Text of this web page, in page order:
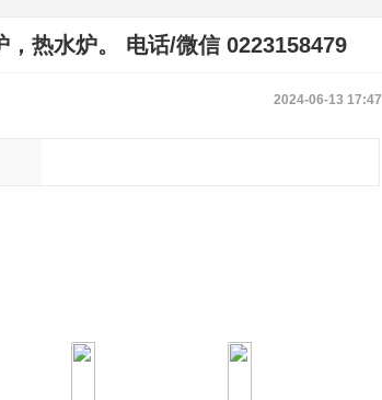
热水炉。 电话/微信 0223158479
2024-06-13 17:47